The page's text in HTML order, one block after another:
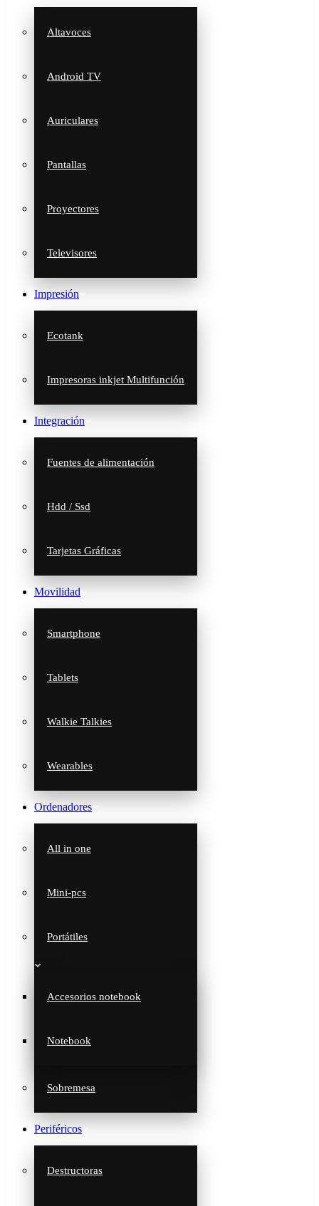
Altavoces
Android TV
Auriculares
Pantallas
Proyectores
Televisores
Impresión
Ecotank
Impresoras inkjet Multifunción
Integración
Fuentes de alimentación
Hdd / Ssd
Tarjetas Gráficas
Movilidad
Smartphone
Tablets
Walkie Talkies
Wearables
Ordenadores
All in one
Mini-pcs
Portátiles
Accesorios notebook
Notebook
Sobremesa
Periféricos
Destructoras